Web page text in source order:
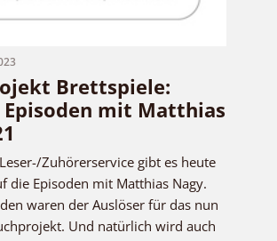
Brettspiele:
Episoden mit Matthias
Zuhörerservice gibt es heute
die Episoden mit Matthias Nagy.
waren der Auslöser für das nun
Und natürlich wird auch